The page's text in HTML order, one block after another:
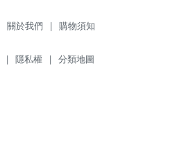
關於我們 | 購物須知
| 隱私權 | 分類地圖